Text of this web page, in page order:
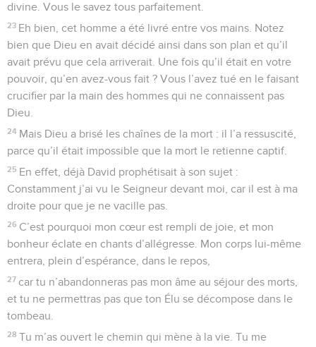
divine. Vous le savez tous parfaitement.
23 Eh bien, cet homme a été livré entre vos mains. Notez
bien que Dieu en avait décidé ainsi dans son plan et qu’il
avait prévu que cela arriverait. Une fois qu’il était en votre
pouvoir, qu’en avez-vous fait ? Vous l’avez tué en le faisant
crucifier par la main des hommes qui ne connaissent pas
Dieu.
24 Mais Dieu a brisé les chaînes de la mort : il l’a ressuscité,
parce qu’il était impossible que la mort le retienne captif.
25 En effet, déjà David prophétisait à son sujet :
Constamment j’ai vu le Seigneur devant moi, car il est à ma
droite pour que je ne vacille pas.
26 C’est pourquoi mon cœur est rempli de joie, et mon
bonheur éclate en chants d’allégresse. Mon corps lui-même
entrera, plein d’espérance, dans le repos,
27 car tu n’abandonneras pas mon âme au séjour des morts,
et tu ne permettras pas que ton Élu se décompose dans le
tombeau.
28 Tu m’as ouvert le chemin qui mène à la vie. Tu me